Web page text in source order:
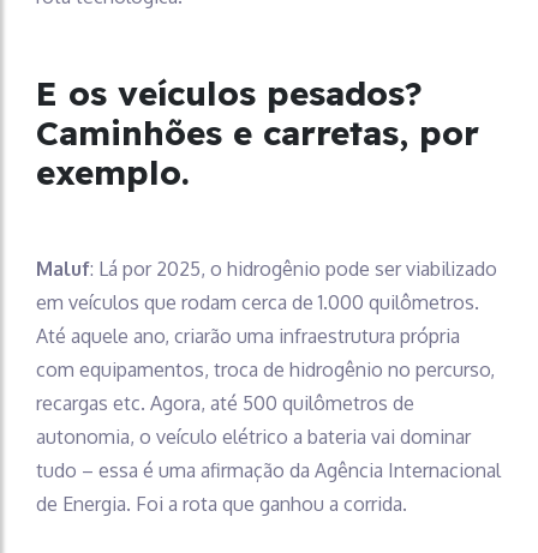
E os veículos pesados?
Caminhões e carretas, por
exemplo.
Maluf: Lá por 2025, o hidrogênio pode ser viabilizado
em veículos que rodam cerca de 1.000 quilômetros.
Até aquele ano, criarão uma infraestrutura própria
com equipamentos, troca de hidrogênio no percurso,
recargas etc. Agora, até 500 quilômetros de
autonomia, o veículo elétrico a bateria vai dominar
tudo – essa é uma afirmação da Agência Internacional
de Energia. Foi a rota que ganhou a corrida.